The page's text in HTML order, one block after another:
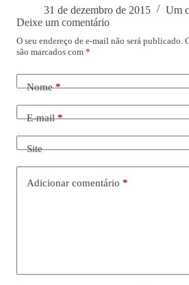
31 de dezembro de 2015
Um
Deixe um comentário
O seu endereço de e-mail não será publicado.
são marcados com *
Nome*
E-mail*
Site
Adicionar comentário *